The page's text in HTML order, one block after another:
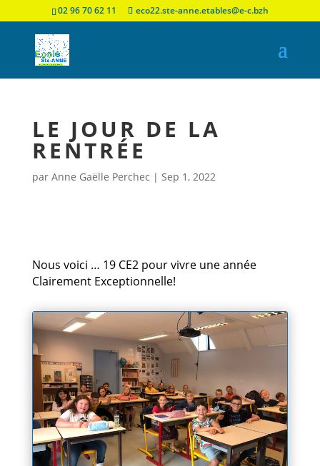
02 96 70 62 11 eco22.ste-anne.etables@e-c.bzh
LE JOUR DE LA
RENTRÉE
par Anne Gaëlle Perchec | Sep 1, 2022
Nous voici … 19 CE2 pour vivre une année
Clairement Exceptionnelle!